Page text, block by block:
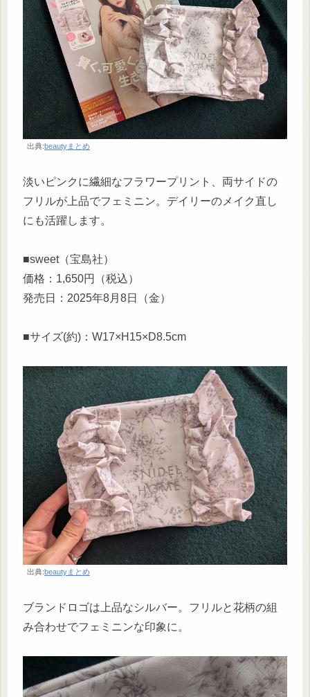
出典:beautyまとめ
淡いピンクに繊細なフラワープリント、両サイドの
フリルが上品でフェミニン。デイリーのメイク直し
にも活躍します。
■sweet（宝島社）
価格：1,650円（税込）
発売日：2025年8月8日（金）
■サイズ(約)：W17×H15×D8.5cm
出典:beautyまとめ
ブランドロゴは上品なシルバー。フリルと花柄の組
み合わせでフェミニンな印象に。